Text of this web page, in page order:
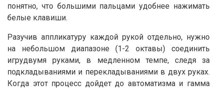
понятно, что большими пальцами удобнее нажимать
белые клавиши.
Разучив аппликатуру каждой рукой отдельно, нужно
на небольшом диапазоне (1-2 октавы) соединить
игрудвумя руками, в медленном темпе, следя за
подкладываниями и перекладываниями в двух руках.
Когда этот процесс дойдет до автоматизма и гамма